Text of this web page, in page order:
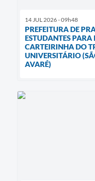
14 JUL 2026 - 09h48
PREFEITURA DE
ESTUDANTES
CARTEIRINHA DO
UNIVERSITÁRIO
AVARÉ)